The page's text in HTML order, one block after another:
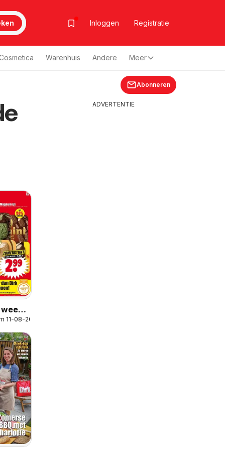
Inloggen Registratie
Warenhuis Andere Meer
Abonneren
11-08-2026
ADVERTENTIE